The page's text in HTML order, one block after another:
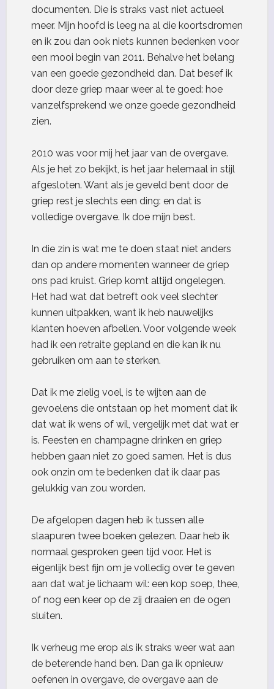
documenten. Die is straks vast niet actueel
meer. Mijn hoofd is leeg na al die koortsdromen
en ik zou dan ook niets kunnen bedenken voor
een mooi begin van 2011. Behalve het belang
van een goede gezondheid dan. Dat besef ik
door deze griep maar weer al te goed: hoe
vanzelfsprekend we onze goede gezondheid
zien.
2010 was voor mij het jaar van de overgave.
Als je het zo bekijkt, is het jaar helemaal in stijl
afgesloten. Want als je geveld bent door de
griep rest je slechts een ding: en dat is
volledige overgave. Ik doe mijn best.
In die zin is wat me te doen staat niet anders
dan op andere momenten wanneer de griep
ons pad kruist. Griep komt altijd ongelegen.
Het had wat dat betreft ook veel slechter
kunnen uitpakken, want ik heb nauwelijks
klanten hoeven afbellen. Voor volgende week
had ik een retraite gepland en die kan ik nu
gebruiken om aan te sterken.
Dat ik me zielig voel, is te wijten aan de
gevoelens die ontstaan op het moment dat ik
dat wat ik wens of wil, vergelijk met dat wat er
is. Feesten en champagne drinken en griep
hebben gaan niet zo goed samen. Het is dus
ook onzin om te bedenken dat ik daar pas
gelukkig van zou worden.
De afgelopen dagen heb ik tussen alle
slaapuren twee boeken gelezen. Daar heb ik
normaal gesproken geen tijd voor. Het is
eigenlijk best fijn om je volledig over te geven
aan dat wat je lichaam wil: een kop soep, thee,
of nog een keer op de zij draaien en de ogen
sluiten.
Ik verheug me erop als ik straks weer wat aan
de beterende hand ben. Dan ga ik opnieuw
oefenen in overgave, de overgave aan de